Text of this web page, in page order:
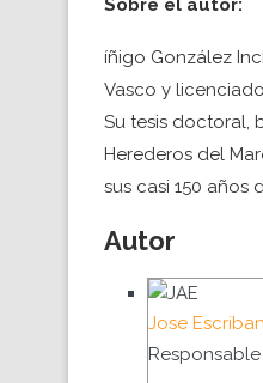
Sobre el autor:
íñigo González
Vasco y
Su tesis doctoral,
Herederos del
sus casi 150 años
Autor
Jose